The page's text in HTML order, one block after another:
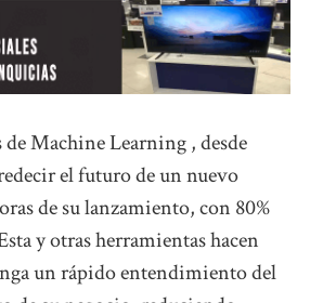
Machine Learning , desde
el futuro de un nuevo
de su lanzamiento, con 80%
y otras herramientas hacen
un rápido entendimiento del